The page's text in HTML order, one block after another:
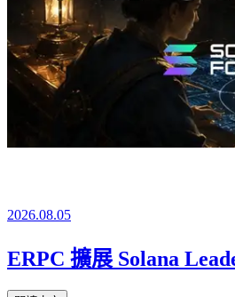
2026.08.05
ERPC 擴展 Solana